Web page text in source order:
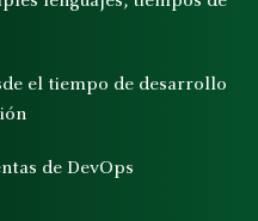
el tiempo de desarrollo
de DevOps